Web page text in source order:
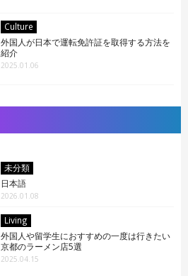
Culture
外国人が日本で運転免許証を取得する方法を
紹介
2025.01.06
未分類
日本語
2026.01.08
Living
外国人や留学生におすすめの一度は行きたい
京都のラーメン店5選
2025.04.15